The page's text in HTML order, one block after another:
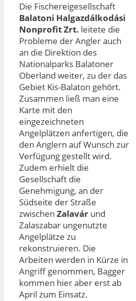
Die Fischereigesellschaft
Balatoni Halgazdálkodási
Nonprofit Zrt. leitete die
Probleme der Angler auch
an die Direktion des
Nationalparks Balatoner
Oberland weiter, zu der das
Gebiet Kis-Balaton gehört.
Zusammen ließ man eine
Karte mit den
eingezeichneten
Angelplätzen anfertigen, die
den Anglern auf Wunsch zur
Verfügung gestellt wird.
Zudem erhielt die
Gesellschaft die
Genehmigung, an der
Südseite der Straße
zwischen Zalavár und
Zalaszabar ungenutzte
Angelplätze zu
rekonstruieren. Die
Arbeiten werden in Kürze in
Angriff genommen, Bagger
kommen hier aber erst ab
April zum Einsatz.